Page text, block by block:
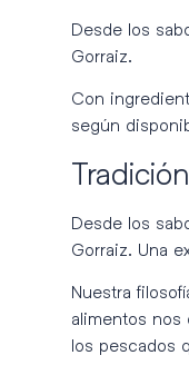
Desde los
Gorraiz.
Con
según
Desde los
Gorraiz. Una
Nuestra
alimentos nos
los pescados